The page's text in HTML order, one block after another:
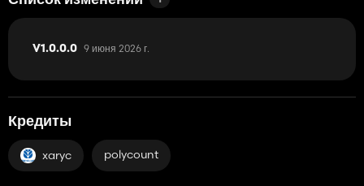
V1.0.0.0 9 июня 2026 г.
Кредиты
xaryc polycount